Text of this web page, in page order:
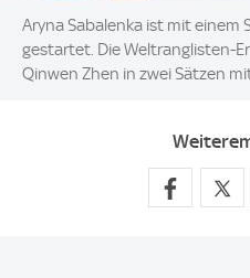
Aryna Sabalenka ist mit einem
gestartet. Die Weltranglisten-
Qinwen Zhen in zwei Sätzen